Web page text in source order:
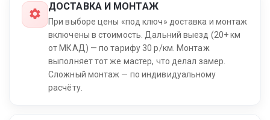
ДОСТАВКА И МОНТАЖ
При выборе цены «под ключ» доставка и монтаж
включены в стоимость. Дальний выезд (20+ км
от МКАД) — по тарифу 30 р/км. Монтаж
выполняет тот же мастер, что делал замер.
Сложный монтаж — по индивидуальному
расчёту.